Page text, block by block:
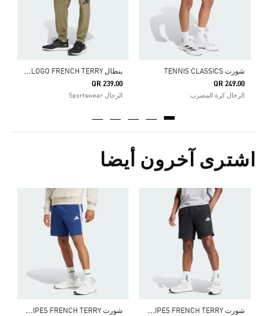
شورت TENNIS CLASSICS
QR 249.00
الرجال كرة المضرب
ب
نطال ESSENTIALS BIG LOGO FRENCH TERRY
QR 239.00
الرجال Sportswear
اشترى آخرون أيضا
ش
ورت ESSENTIAL 3-STRIPES FRENCH TERRY ش
ورت ESSENTIAL 3-STRIPES FRENCH TERRY